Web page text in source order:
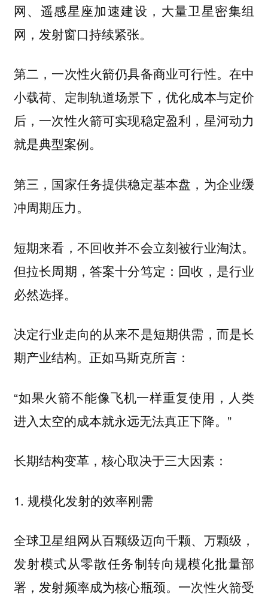
网、遥感星座加速建设，大量卫星密集组
网，发射窗口持续紧张。
第二，一次性火箭仍具备商业可行性。在中
小载荷、定制轨道场景下，优化成本与定价
后，一次性火箭可实现稳定盈利，星河动力
就是典型案例。
第三，国家任务提供稳定基本盘，为企业缓
冲周期压力。
短期来看，不回收并不会立刻被行业淘汰。
但拉长周期，答案十分笃定： 回收，是行业
必然选择。
决定行业走向的从来不是短期供需，而是长
期产业结构。 正如马斯克所言：
“如果火箭不能像飞机一样重复使用，人类
进入太空的成本就永远无法真正下降。”
长期结构变革，核心取决于三大因素：
1. 规模化发射的效率刚需
全球卫星组网从百颗级迈向千颗、万颗级，
发射模式从零散任务制转向规模化批量部
署，发射频率成为核心瓶颈。一次性火箭受